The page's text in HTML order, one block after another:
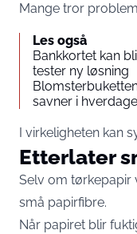
Mange tror
Les også
Bankkortet kan
tester ny løsning
savner i
I virkeligheten kan
Etterlater
Selv om tørkepapir
små papirfibre.
Når papiret blir